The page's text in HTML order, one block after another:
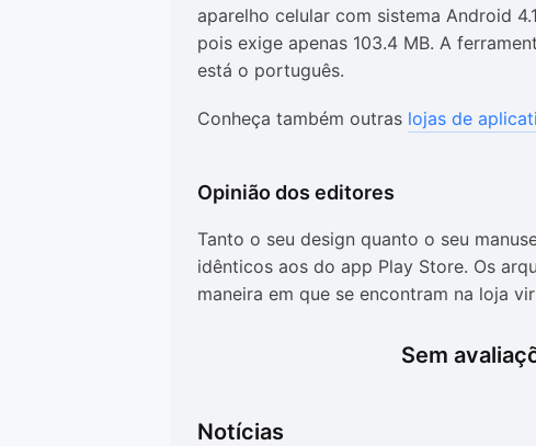
aparelho celular com sistema Android
pois exige apenas 103.4 MB. A
está o português.
Conheça também outras lojas de
Opinião dos editores
Tanto o seu design quanto o seu
idênticos aos do app Play Store. Os
maneira em que se encontram na loja
todos os itens (tanto os que são
HappyMod APK
Sem
Notícias